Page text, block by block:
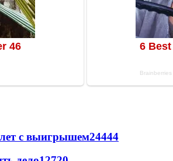
с выигрышем24444